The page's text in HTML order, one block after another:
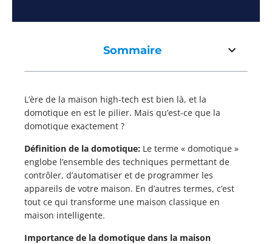
Sommaire
L’ère de la maison high-tech est bien là, et la
domotique en est le pilier. Mais qu’est-ce que la
domotique exactement ?
Définition de la domotique: Le terme « domotique »
englobe l’ensemble des techniques permettant de
contrôler, d’automatiser et de programmer les
appareils de votre maison. En d’autres termes, c’est
tout ce qui transforme une maison classique en
maison intelligente.
Importance de la domotique dans la maison